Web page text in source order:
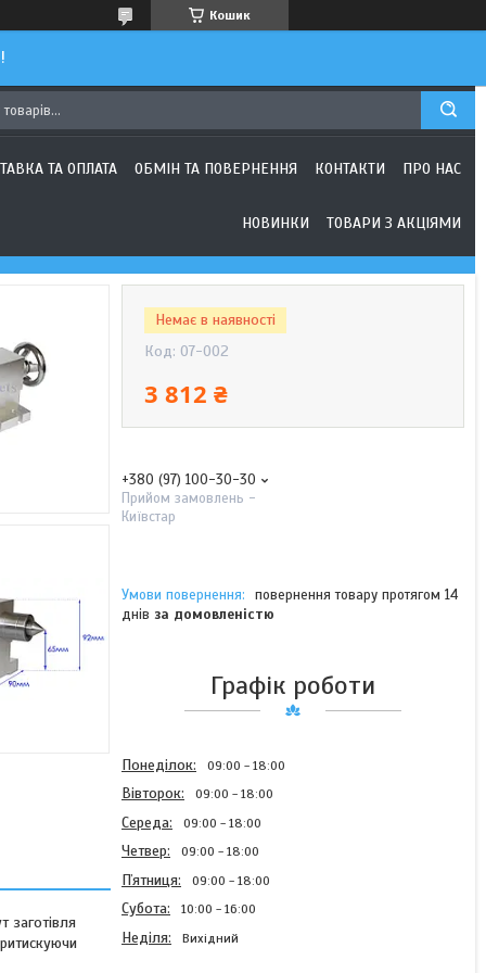
Кошик
ТА ОПЛАТА ОБМІН ТА ПОВЕРНЕННЯ КОНТАКТИ ПРО НАС
НОВИНКИ ТОВАРИ З АКЦІЯМИ
заготівля
Немає в наявності
Код: 07-002
3 812 ₴
+380 (97) 100-30-30
Прийом замовлень -
Київстар
повернення товару протягом 14
днів за домовленістю
Графік роботи
Понеділок 09:00 18:00
Вівторок 09:00 18:00
Середа 09:00 18:00
Четвер 09:00 18:00
Пʼятниця 09:00 18:00
Субота 10:00 16:00
Неділя Вихідний